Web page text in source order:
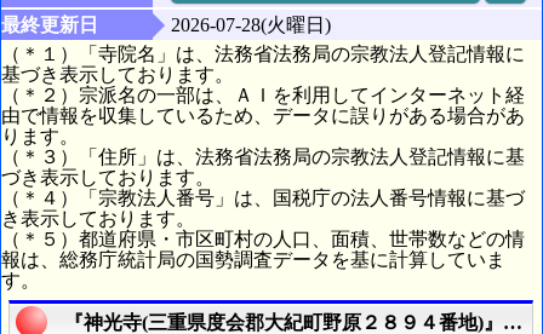
最終更新日
2026-07-28(火曜日)
（＊１）「寺院名」は、法務省法務局の宗教法人登記情報に
基づき表示しております。
（＊２）宗派名の一部は、ＡＩを利用してインターネット経
由で情報を収集しているため、データに誤りがある場合があ
ります。
（＊３）「住所」は、法務省法務局の宗教法人登記情報に基
づき表示しております。
（＊４）「宗教法人番号」は、国税庁の法人番号情報に基づ
き表示しております。
（＊５）都道府県・市区町村の人口、面積、世帯数などの情
報は、総務庁統計局の国勢調査データを基に計算していま
す。
『神光寺(三重県度会郡大紀町野原２８９４番地)』の